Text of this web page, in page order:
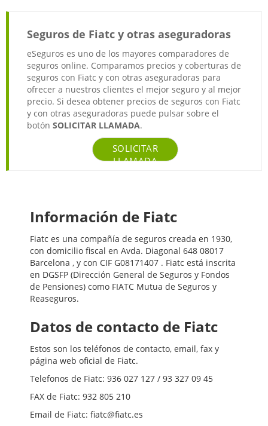
Seguros de Fiatc y otras aseguradoras
eSeguros es uno de los mayores comparadores de
seguros online. Comparamos precios y coberturas de
seguros con Fiatc y con otras aseguradoras para
ofrecer a nuestros clientes el mejor seguro y al mejor
precio. Si desea obtener precios de seguros con Fiatc
y con otras aseguradoras puede pulsar sobre el
botón SOLICITAR LLAMADA.
SOLICITAR
LLAMADA
Información de Fiatc
Fiatc es una compañía de seguros creada en 1930,
con domicilio fiscal en Avda. Diagonal 648 08017
Barcelona , y con CIF G08171407 . Fiatc está inscrita
en DGSFP (Dirección General de Seguros y Fondos
de Pensiones) como FIATC Mutua de Seguros y
Reaseguros.
Datos de contacto de Fiatc
Estos son los teléfonos de contacto, email, fax y
página web oficial de Fiatc.
Telefonos de Fiatc: 936 027 127 / 93 327 09 45
FAX de Fiatc: 932 805 210
Email de Fiatc: fiatc@fiatc.es